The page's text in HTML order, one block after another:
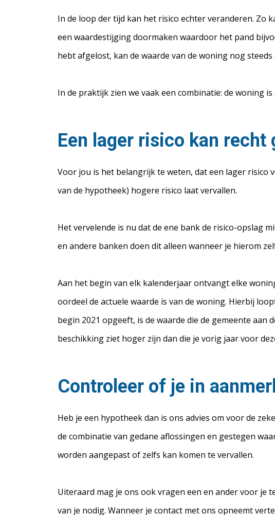
In de loop der tijd kan het risico echter veranderen. Zo
een waardestijging doormaken waardoor het pand
hebt afgelost, kan de waarde van de woning nog
In de praktijk zien we vaak een combinatie: de woning
Een lager risico kan recht
Voor jou is het belangrijk te weten, dat een lager risico
van de hypotheek) hogere risico laat vervallen.
Het vervelende is nu dat de ene bank de risico-opslag
en andere banken doen dit alleen wanneer je hierom
Aan het begin van elk kalenderjaar ontvangt elke
oordeel de actuele waarde is van de woning. Hierbij
begin 2021 opgeeft, is de waarde die de gemeente aan
beschikking ziet hoger zijn dan die je vorig jaar voor
Controleer of je in
Heb je een hypotheek dan is ons advies om voor de
de combinatie van gedane aflossingen en gestegen
worden aangepast of zelfs kan komen te vervallen.
Uiteraard mag je ons ook vragen een en ander voor je
van je nodig. Wanneer je contact met ons opneemt